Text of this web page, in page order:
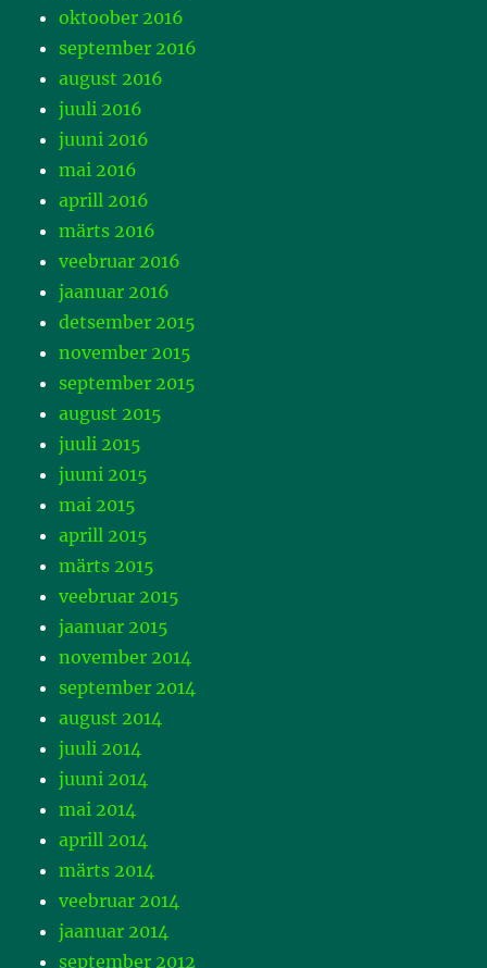
oktoober 2016
september 2016
august 2016
juuli 2016
juuni 2016
mai 2016
aprill 2016
märts 2016
veebruar 2016
jaanuar 2016
detsember 2015
november 2015
september 2015
august 2015
juuli 2015
juuni 2015
mai 2015
aprill 2015
märts 2015
veebruar 2015
jaanuar 2015
november 2014
september 2014
august 2014
juuli 2014
juuni 2014
mai 2014
aprill 2014
märts 2014
veebruar 2014
jaanuar 2014
september 2012